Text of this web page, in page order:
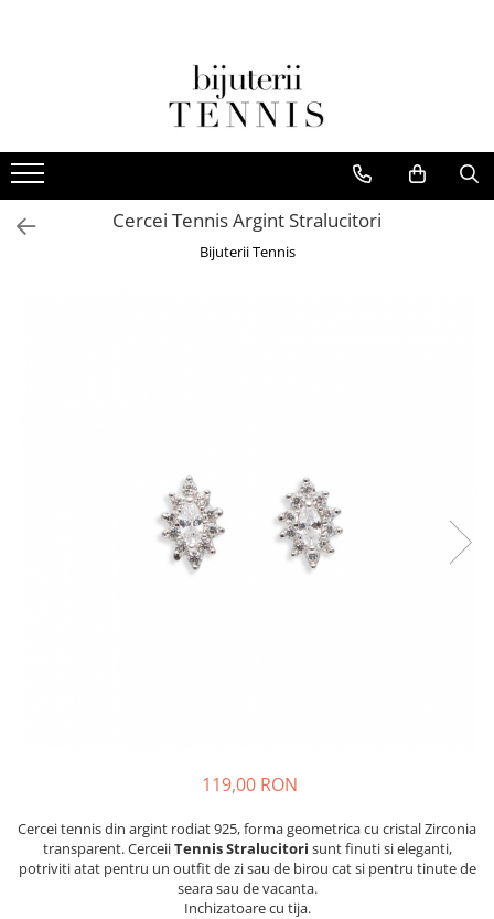
Cercei Tennis Argint Stralucitori
Bijuterii Tennis
119,00 RON
Cercei tennis din argint rodiat 925, forma geometrica cu cristal Zirconia
transparent. CerceiiTennisStralucitori sunt finuti si eleganti,
potriviti atat pentru un outfit de zi sau de birou cat si pentru tinute de
seara sau de vacanta.
Inchizatoare cu tija.